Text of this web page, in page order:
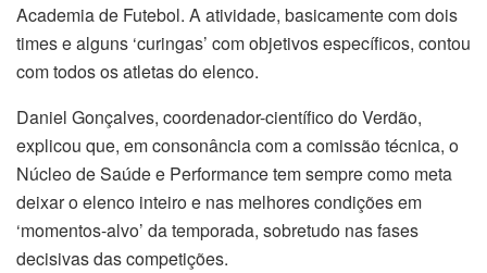
Academia de Futebol. A atividade, basicamente com dois
times e alguns ‘curingas’ com objetivos específicos, contou
com todos os atletas do elenco.
Daniel Gonçalves, coordenador-científico do Verdão,
explicou que, em consonância com a comissão técnica, o
Núcleo de Saúde e Performance tem sempre como meta
deixar o elenco inteiro e nas melhores condições em
‘momentos-alvo’ da temporada, sobretudo nas fases
decisivas das competições.